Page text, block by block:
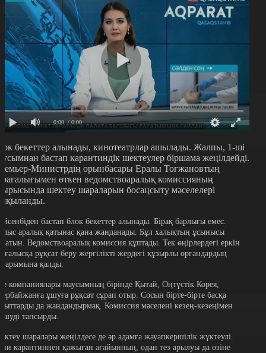
0:00 / 0:00
бекеттер алынады, кинотеатрлар ашылады. Жалпы, 1-ші
бастап карантиндік шектеулер біршама жеңілдейді.
Министрдің орынбасары Ералы Тоғжановтың
өткен ведомствоаралық комиссияның
шектеу шараларын босаңсыту мәселелері
бастап блок бекеттер алынады. Бірақ барлығы емес.
аралық қатынас қана жанданады. Бұл халықтың ұсынысы
Ведомствоаралық комиссия құптады. Тек өңірлердегі еркін
рұқсат беру жергілікті жердегі құзырлы органдардың
қалды.
компаниялары маусымның бірінде Қытай, Оңтүстік Корея,
ұшуға рұқсат сұрап отыр. Сосын бірте-бірте басқа
да жандандырмақ. Комиссия мәселені кезең-кезеңімен
тапсырды.
шаралары жеңілдесе де әр адамға жауапкершілік жүктеулі.
карантиннен қажыған ағайынның, одан тез арылуы да өзіне